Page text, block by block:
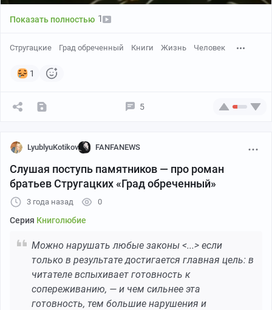
Показать полностью 1
Стругацкие Град обреченный Книги Жизнь Человек
1
5
LyublyuKotikov FANFANEWS
Слушая поступь памятников — про роман
братьев Стругацких «Град обреченный»
3 года назад 0
Серия Книголюбие
Можно нарушать любые законы <...> если
только в результате достигается главная цель: в
читателе вспыхивает готовность к
сопереживанию, — и чем сильнее эта
готовность, тем большие нарушения и